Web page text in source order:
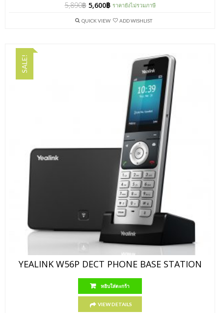
5,890฿ 5,600฿ ราคายังไม่รวมภาษี
QUICK VIEW ADD WISHLIST
SALE!
YEALINK W56P DECT PHONE BASE STATION
หยิบใส่ตะกร้า
VIEW DETAILS